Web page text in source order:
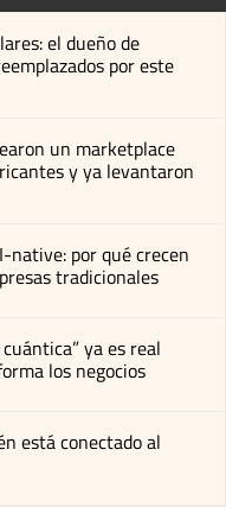
el dueño de
por este
un marketplace
y ya levantaron
native: por qué crecen
tradicionales
ya es real
los negocios
está conectado al